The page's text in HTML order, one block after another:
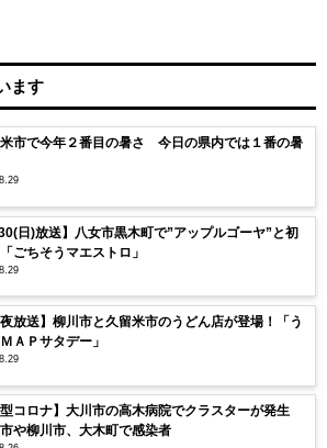
ます
市で今年２番目の暑さ 今日の県内では１番の暑
30(日)放送】八女市黒木町で”アップルゴーヤ”と初
ごちそうマエストロ」
夜放送】柳川市と久留米市のうどん店が登場！「う
ＡＰサタデー」
型コロナ】大川市の高木病院でクラスターが発生
や柳川市、大木町で感染者